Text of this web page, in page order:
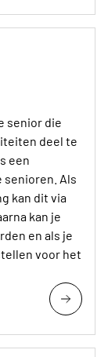
senior die
deel te
een
senioren. Als
kan dit via
kan je
en als je
voor het